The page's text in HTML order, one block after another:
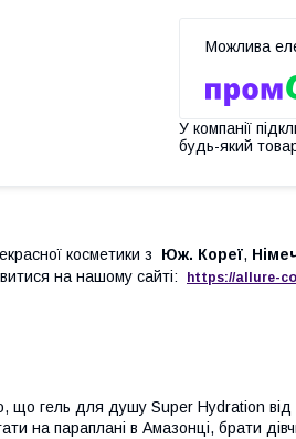
У компанії
будь-який
косметики з Юж. Кореї,
на нашому сайті: https://allure-
що гель для душу Super Hydration
на параплані в Амазонці, брати